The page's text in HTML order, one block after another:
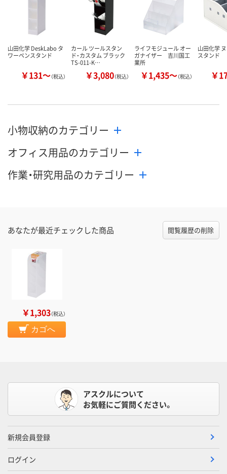
山田化学 DeskLabo タ
ワーペンスタンド
￥131～（税込）
カール ツールスタン
ド・カスタム ブラック
TS-011-K…
￥3,080（税込）
ライフモジュール オー
ガナイザー 吉川国工
業所
￥1,435～（税込）
山田化学
スタンド
￥
小物収納のカテゴリー
オフィス用品のカテゴリー
作業・研究用品のカテゴリー
あなたが最近チェックした商品 閲覧履歴の削除
￥1,303（税込）
カゴへ
アスクルについて
お気軽にご質問ください。
新規会員登録
ログイン